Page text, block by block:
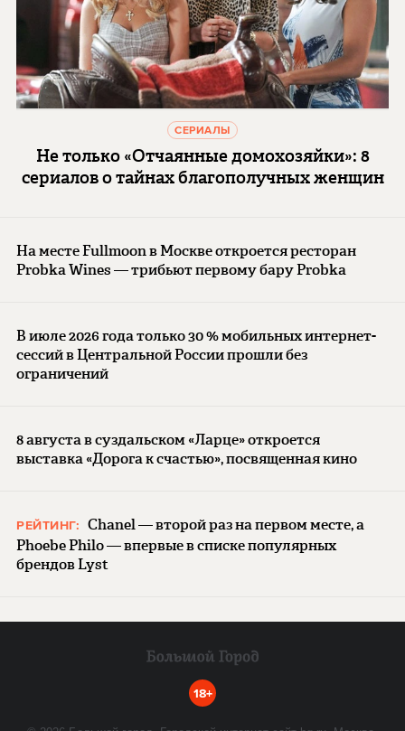
СЕРИАЛЫ
Не только «Отчаянные домохозяйки»: 8
сериалов о тайнах благополучных женщин
На месте Fullmoon в Москве откроется ресторан
Probka Wines — трибьют первому бару Probka
В июле 2026 года только 30 % мобильных интернет-
сессий в Центральной России прошли без
ограничений
8 августа в суздальском «Ларце» откроется
выставка «Дорога к счастью», посвященная кино
РЕЙТИНГ: Chanel — второй раз на первом месте, а
Phoebe Philo — впервые в списке популярных
брендов Lyst
18+